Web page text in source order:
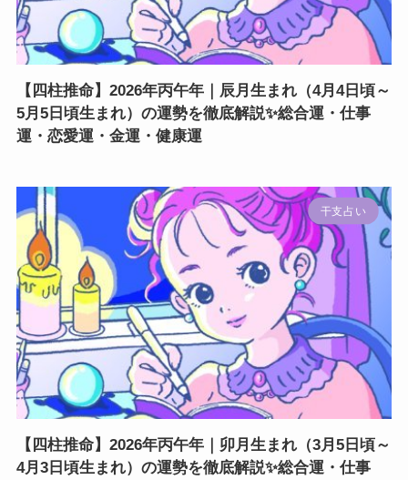
【四柱推命】2026年丙午年｜辰月生まれ（4月4日頃～
5月5日頃生まれ）の運勢を徹底解説✨総合運・仕事
運・恋愛運・金運・健康運
干支占い
【四柱推命】2026年丙午年｜卯月生まれ（3月5日頃～
4月3日頃生まれ）の運勢を徹底解説✨総合運・仕事